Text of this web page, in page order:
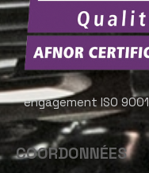
engagement ISO 9001
COORDONNÉES